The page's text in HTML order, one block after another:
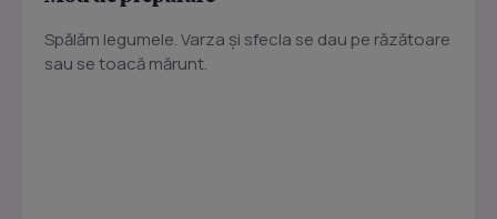
Spălăm legumele. Varza și sfecla se dau pe răzătoare
sau se toacă mărunt.